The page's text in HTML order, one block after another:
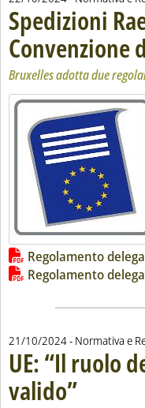
Spedizioni
Convenzione
Bruxelles adotta due
Lista allegati
Regolamento
Regolamento
21/10/2024- Normativa e
UE: “Il ruolo
valido”. Sottotitolo: Il
. Pubblicata